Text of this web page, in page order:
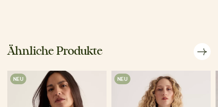
Ähnliche Produkte
NEU NEU